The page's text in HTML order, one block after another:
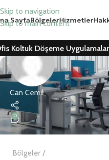
Skip to navigation
Skip to main content
SayfaBölgelerHizmetler
Koltuk Döşeme
Can Cemil
0
Bölgeler